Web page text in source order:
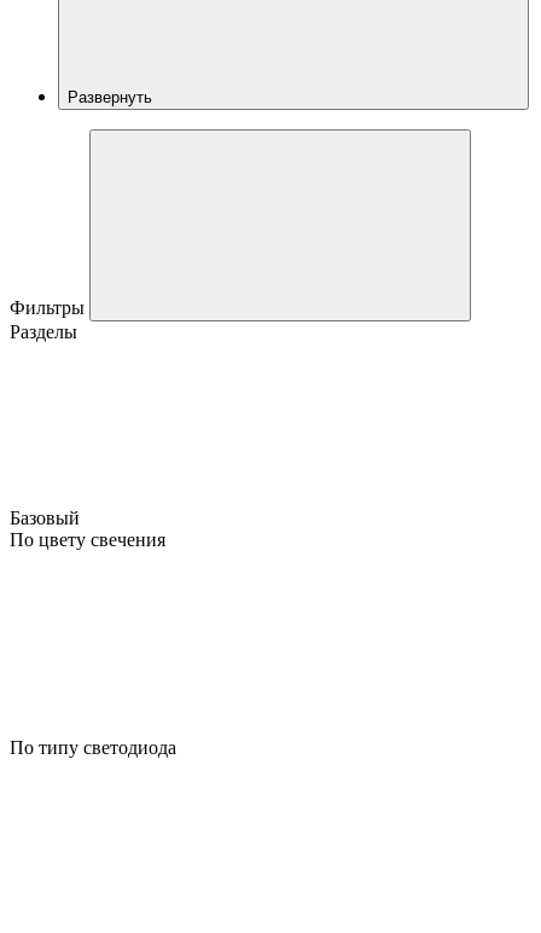
Развернуть
Фильтры
Разделы
Базовый
По цвету свечения
По типу светодиода